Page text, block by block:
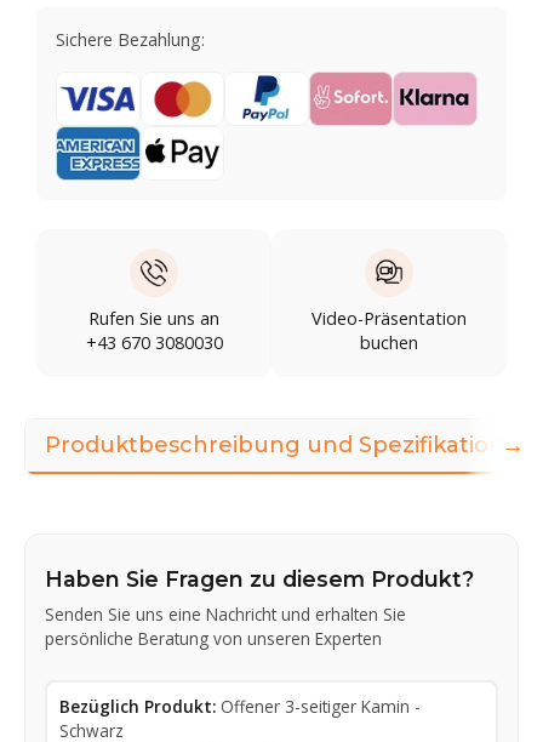
Sichere Bezahlung:
Rufen Sie uns an
+43 670 3080030
Video-Präsentation
buchen
Produktbeschreibung und Spezifikationen
Haben Sie Fragen zu diesem Produkt?
Senden Sie uns eine Nachricht und erhalten Sie
persönliche Beratung von unseren Experten
Bezüglich Produkt: Offener 3-seitiger Kamin -
Schwarz
→